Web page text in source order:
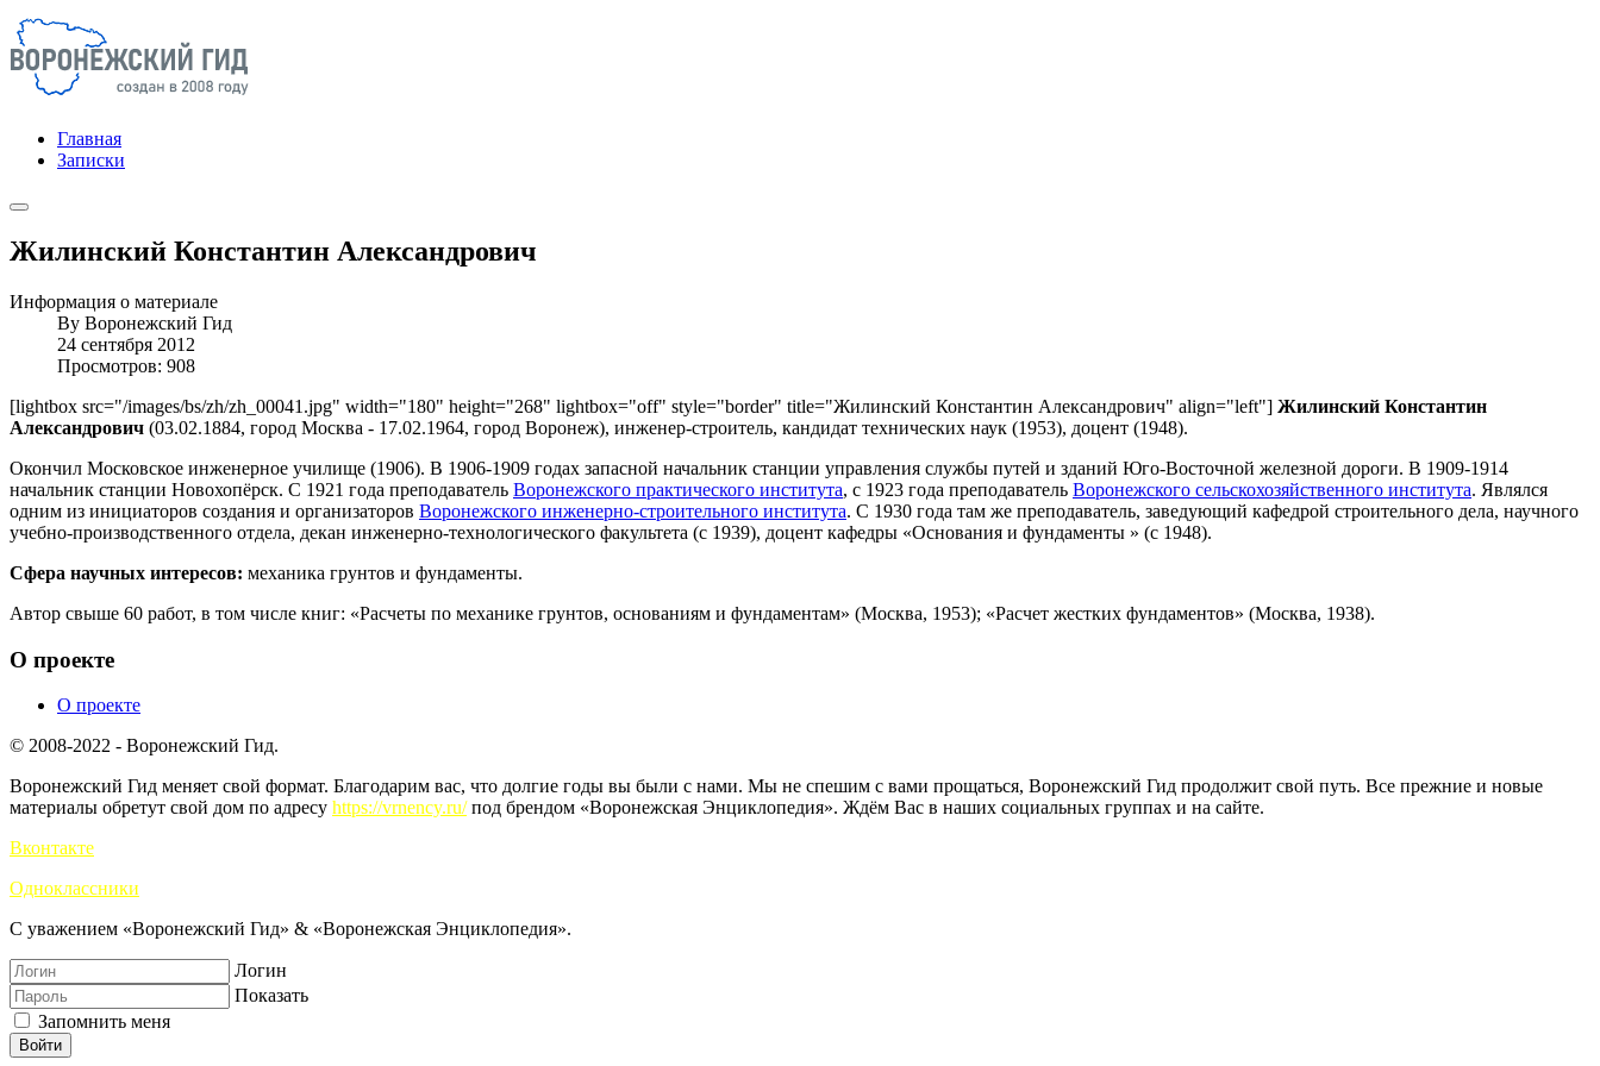
Главная
Записки
Жилинский Константин Александрович
Информация о материале
By Воронежский Гид
24 сентября 2012
Просмотров: 908
[lightbox src="/images/bs/zh/zh_00041.jpg" width="180" height="268" lightbox="off" style="border" title="Жилинский Константин Александрович" align="left"] Жилинский Константин
Александрович (03.02.1884, город Москва - 17.02.1964, город Воронеж), инженер-строитель, кандидат технических наук (1953), доцент (1948).
Окончил Московское инженерное училище (1906). В 1906-1909 годах запасной начальник станции управления службы путей и зданий Юго-Восточной железной дороги. В 1909-1914
начальник станции Новохопёрск. С 1921 года преподаватель Воронежского практического института, с 1923 года преподаватель Воронежского сельскохозяйственного института. Являлся
одним из инициаторов создания и организаторов Воронежского инженерно-строительного института. С 1930 года там же преподаватель, заведующий кафедрой строительного дела, научного
учебно-производственного отдела, декан инженерно-технологического факультета (с 1939), доцент кафедры «Основания и фундаменты » (с 1948).
Сфера научных интересов: механика грунтов и фундаменты.
Автор свыше 60 работ, в том числе книг: «Расчеты по механике грунтов, основаниям и фундаментам» (Москва, 1953); «Расчет жестких фундаментов» (Москва, 1938).
О проекте
О проекте
© 2008-2022 - Воронежский Гид.
Воронежский Гид меняет свой формат. Благодарим вас, что долгие годы вы были с нами. Мы не спешим с вами прощаться, Воронежский Гид продолжит свой путь. Все прежние и новые
материалы обретут свой дом по адресу https://vrnency.ru/под брендом «Воронежская Энциклопедия». Ждём Вас в наших социальных группах и на сайте.
Вконтакте
Одноклассники
С уважением «Воронежский Гид» & «Воронежская Энциклопедия».
Логин
Показать
Запомнить меня
Войти